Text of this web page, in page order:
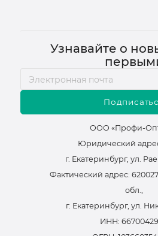
Узнавайте о
ООО «Профи-
Юридический
г. Екатеринбург, ул.
Фактический адрес:
обл.,
г. Екатеринбург, ул.
ИНН: